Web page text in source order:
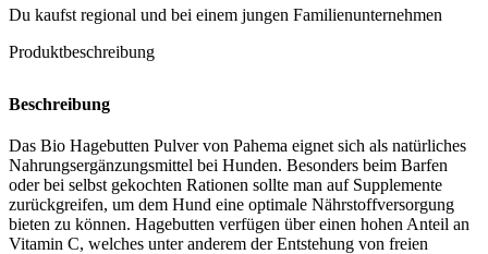
Du kaufst regional und bei einem jungen Familienunternehmen
Produktbeschreibung
Beschreibung
Das Bio Hagebutten Pulver von Pahema eignet sich als natürliches
Nahrungsergänzungsmittel bei Hunden. Besonders beim Barfen
oder bei selbst gekochten Rationen sollte man auf Supplemente
zurückgreifen, um dem Hund eine optimale Nährstoffversorgung
bieten zu können. Hagebutten verfügen über einen hohen Anteil an
Vitamin C, welches unter anderem der Entstehung von freien